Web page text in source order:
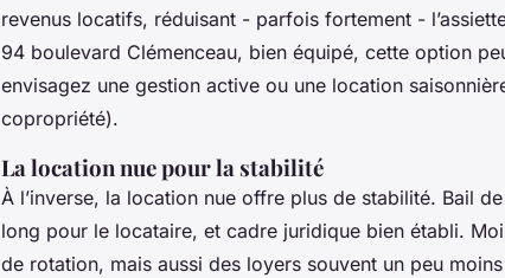
revenus locatifs, réduisant - parfois fortement -
94 boulevard Clémenceau, bien équipé, cette option
envisagez une gestion active ou une location
copropriété).
La location nue pour la stabilité
À l’inverse, la location nue offre plus de stabilité. Bail
long pour le locataire, et cadre juridique bien établi.
de rotation, mais aussi des loyers souvent un peu